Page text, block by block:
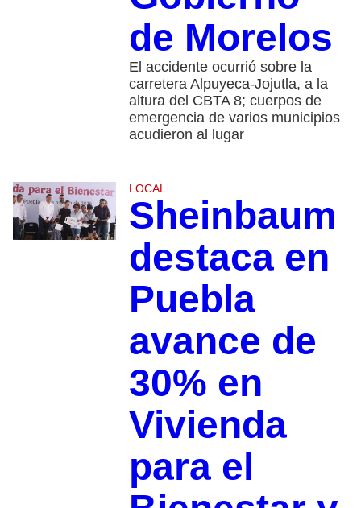
de Morelos
El accidente ocurrió sobre la
carretera Alpuyeca-Jojutla, a la
altura del CBTA 8; cuerpos de
emergencia de varios municipios
acudieron al lugar
LOCAL
Sheinbaum
destaca en
Puebla
avance de
30% en
Vivienda
para el